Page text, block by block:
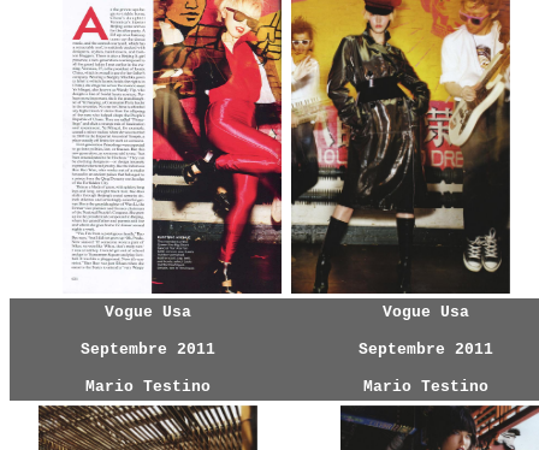
Vogue Usa
Septembre 2011
Mario Testino
Vogue Usa
Septembre 2011
Mario Testino